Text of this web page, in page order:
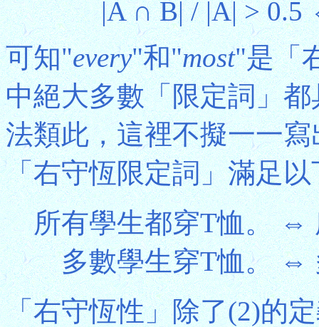
|A ∩ B| / |A| >
可知"every"和"most"是「
中絕大多數「限定詞」
法類此，這裡不擬一一
「右守恆限定詞」滿足
所有學生都穿T恤。 ⇔
多數學生穿T恤。 ⇔
「右守恆性」除了(2)的